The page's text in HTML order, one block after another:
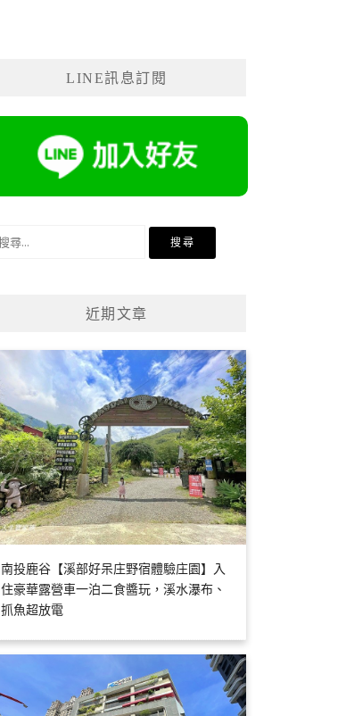
LINE訊息訂閱
近期文章
南投鹿谷【溪部好呆庄野宿體驗庄園】入
住豪華露營車一泊二食醬玩，溪水瀑布、
抓魚超放電